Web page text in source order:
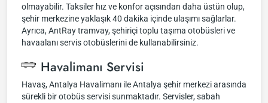
olmayabilir. Taksiler hız ve konfor açısından daha üstün olup,
şehir merkezine yaklaşık 40 dakika içinde ulaşımı sağlarlar.
Ayrıca, AntRay tramvay, şehiriçi toplu taşıma otobüsleri ve
havaalanı servis otobüslerini de kullanabilirsiniz.
Havalimanı Servisi
Havaş, Antalya Havalimanı ile Antalya şehir merkezi arasında
sürekli bir otobüs servisi sunmaktadır. Servisler, sabah